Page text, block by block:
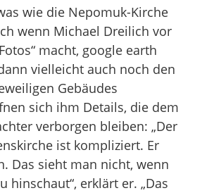
wie die Nepomuk-Kirche
wenn Michael Dreilich vor
macht, google earth
vielleicht auch noch den
Gebäudes
sich ihm Details, die dem
verborgen bleiben: „Der
ist kompliziert. Er
Das sieht man nicht, wenn
hinschaut“, erklärt er. „Das